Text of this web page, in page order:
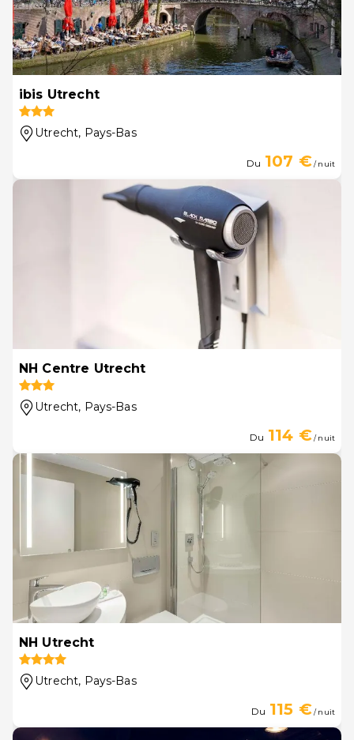
ibis Utrecht
Utrecht, Pays-Bas
Du 107 €/ nuit
NH Centre Utrecht
Utrecht, Pays-Bas
Du 114 €/ nuit
NH Utrecht
Utrecht, Pays-Bas
Du 115 €/ nuit